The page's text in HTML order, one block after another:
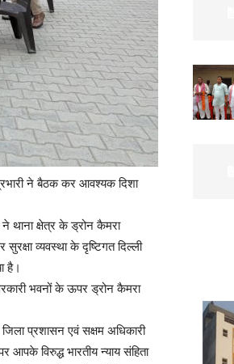
ने बैठक कर आवश्यक दिशा
थाना क्षेत्र के ड्रोन कैमरा
व्यवस्था के दृष्टिगत दिल्ली
है।
भवनों के ऊपर ड्रोन कैमरा
प्रशासन एवं सक्षम अधिकारी
विरुद्ध भारतीय न्याय संहिता